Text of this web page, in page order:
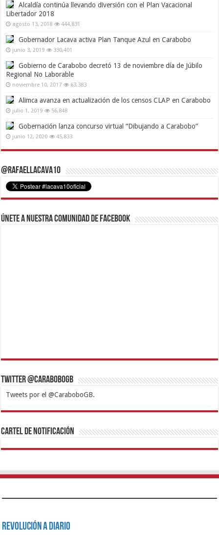
Alcaldía continúa llevando diversión con el Plan Vacacional
Libertador 2018
agosto 13, 2018 444,831
Gobernador Lacava activa Plan Tanque Azul en Carabobo
junio 3, 2019 330,401
Gobierno de Carabobo decretó 13 de noviembre día de Júbilo
Regional No Laborable
noviembre 10, 2017 63,383
Alimca avanza en actualización de los censos CLAP en Carabobo
julio 1, 2019 56,848
Gobernación lanza concurso virtual “Dibujando a Carabobo”
junio 12, 2020 45,833
@RafaelLacava10
Únete a nuestra comunidad de Facebook
Twitter @CaraboboGB
Tweets por el @CaraboboGB.
1xbetBetturkeyBetistKralbetSupertotobetTipobetMatadorbetMariobet
https://mvbcasino.com/
Cartel de Notificación
Revolución a Diario